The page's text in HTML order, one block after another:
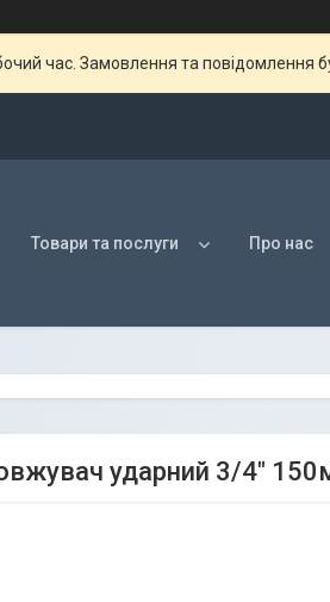
час. Замовлення та повідомлення
Товари та послуги Про нас
ударний 3/4"